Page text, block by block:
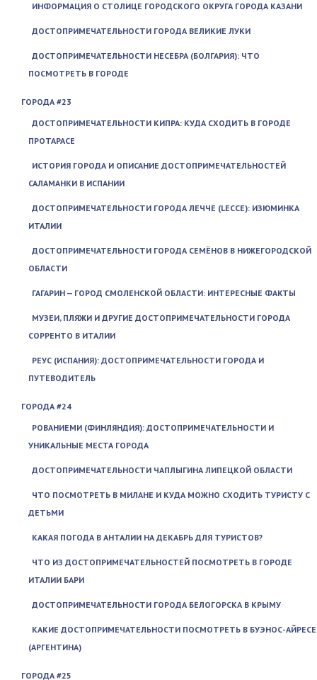
ИНФОРМАЦИЯ О СТОЛИЦЕ ГОРОДСКОГО ОКРУГА ГОРОДА КАЗАНИ
ДОСТОПРИМЕЧАТЕЛЬНОСТИ ГОРОДА ВЕЛИКИЕ ЛУКИ
ДОСТОПРИМЕЧАТЕЛЬНОСТИ НЕСЕБРА (БОЛГАРИЯ): ЧТО
ПОСМОТРЕТЬ В ГОРОДЕ
ГОРОДА #23
ДОСТОПРИМЕЧАТЕЛЬНОСТИ КИПРА: КУДА СХОДИТЬ В ГОРОДЕ
ПРОТАРАСЕ
ИСТОРИЯ ГОРОДА И ОПИСАНИЕ ДОСТОПРИМЕЧАТЕЛЬНОСТЕЙ
САЛАМАНКИ В ИСПАНИИ
ДОСТОПРИМЕЧАТЕЛЬНОСТИ ГОРОДА ЛЕЧЧЕ (LECCE): ИЗЮМИНКА
ИТАЛИИ
ДОСТОПРИМЕЧАТЕЛЬНОСТИ ГОРОДА СЕМЁНОВ В НИЖЕГОРОДСКОЙ
ОБЛАСТИ
ГАГАРИН — ГОРОД СМОЛЕНСКОЙ ОБЛАСТИ: ИНТЕРЕСНЫЕ ФАКТЫ
МУЗЕИ, ПЛЯЖИ И ДРУГИЕ ДОСТОПРИМЕЧАТЕЛЬНОСТИ ГОРОДА
СОРРЕНТО В ИТАЛИИ
РЕУС (ИСПАНИЯ): ДОСТОПРИМЕЧАТЕЛЬНОСТИ ГОРОДА И
ПУТЕВОДИТЕЛЬ
ГОРОДА #24
РОВАНИЕМИ (ФИНЛЯНДИЯ): ДОСТОПРИМЕЧАТЕЛЬНОСТИ И
УНИКАЛЬНЫЕ МЕСТА ГОРОДА
ДОСТОПРИМЕЧАТЕЛЬНОСТИ ЧАПЛЫГИНА ЛИПЕЦКОЙ ОБЛАСТИ
ЧТО ПОСМОТРЕТЬ В МИЛАНЕ И КУДА МОЖНО СХОДИТЬ ТУРИСТУ С
ДЕТЬМИ
КАКАЯ ПОГОДА В АНТАЛИИ НА ДЕКАБРЬ ДЛЯ ТУРИСТОВ?
ЧТО ИЗ ДОСТОПРИМЕЧАТЕЛЬНОСТЕЙ ПОСМОТРЕТЬ В ГОРОДЕ
ИТАЛИИ БАРИ
ДОСТОПРИМЕЧАТЕЛЬНОСТИ ГОРОДА БЕЛОГОРСКА В КРЫМУ
КАКИЕ ДОСТОПРИМЕЧАТЕЛЬНОСТИ ПОСМОТРЕТЬ В БУЭНОС-АЙРЕСЕ
(АРГЕНТИНА)
ГОРОДА #25